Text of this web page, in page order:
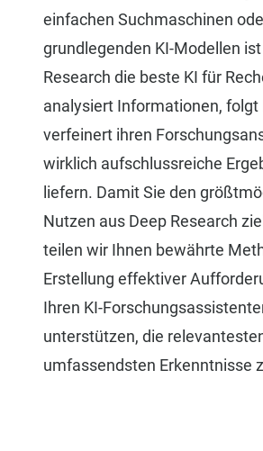
einfachen Suchmaschinen
grundlegenden KI-Modellen
Research die beste KI für
analysiert Informationen, folgt
verfeinert ihren
wirklich aufschlussreiche
liefern. Damit Sie den
Nutzen aus Deep Research
teilen wir Ihnen bewährte
Erstellung effektiver
Ihren KI-
unterstützen, die
umfassendsten Erkenntnisse